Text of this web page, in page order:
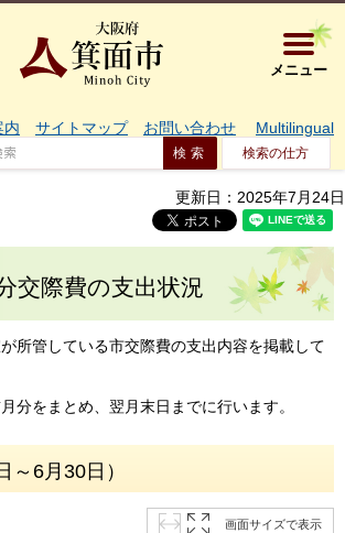
大阪府箕
メニュー
内 サイトマップ お問い合わせ Multilingual
検索の仕方
更新日：2025年7月24日
交際費の支出状況
所管している市交際費の支出内容を掲載して
分をまとめ、翌月末日までに行います。
～6月30日）
画面サイズで表示